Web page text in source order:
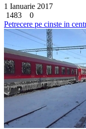
1 Ianuarie 2017
1483
0
Petrecere pe cinste in